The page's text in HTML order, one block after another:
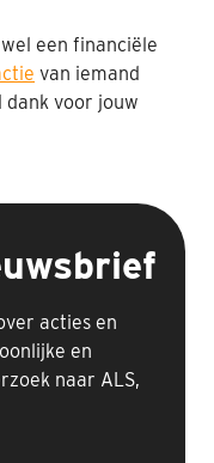
een financiële
van iemand
dank voor jouw
acties en
en
naar ALS,